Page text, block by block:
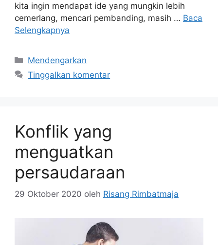
kita ingin mendapat ide yang mungkin lebih
cemerlang, mencari pembanding, masih … Baca
Selengkapnya
Kategori
Mendengarkan
Tinggalkan komentar
Konflik yang
menguatkan
persaudaraan
29 Oktober 2020 oleh Risang Rimbatmaja